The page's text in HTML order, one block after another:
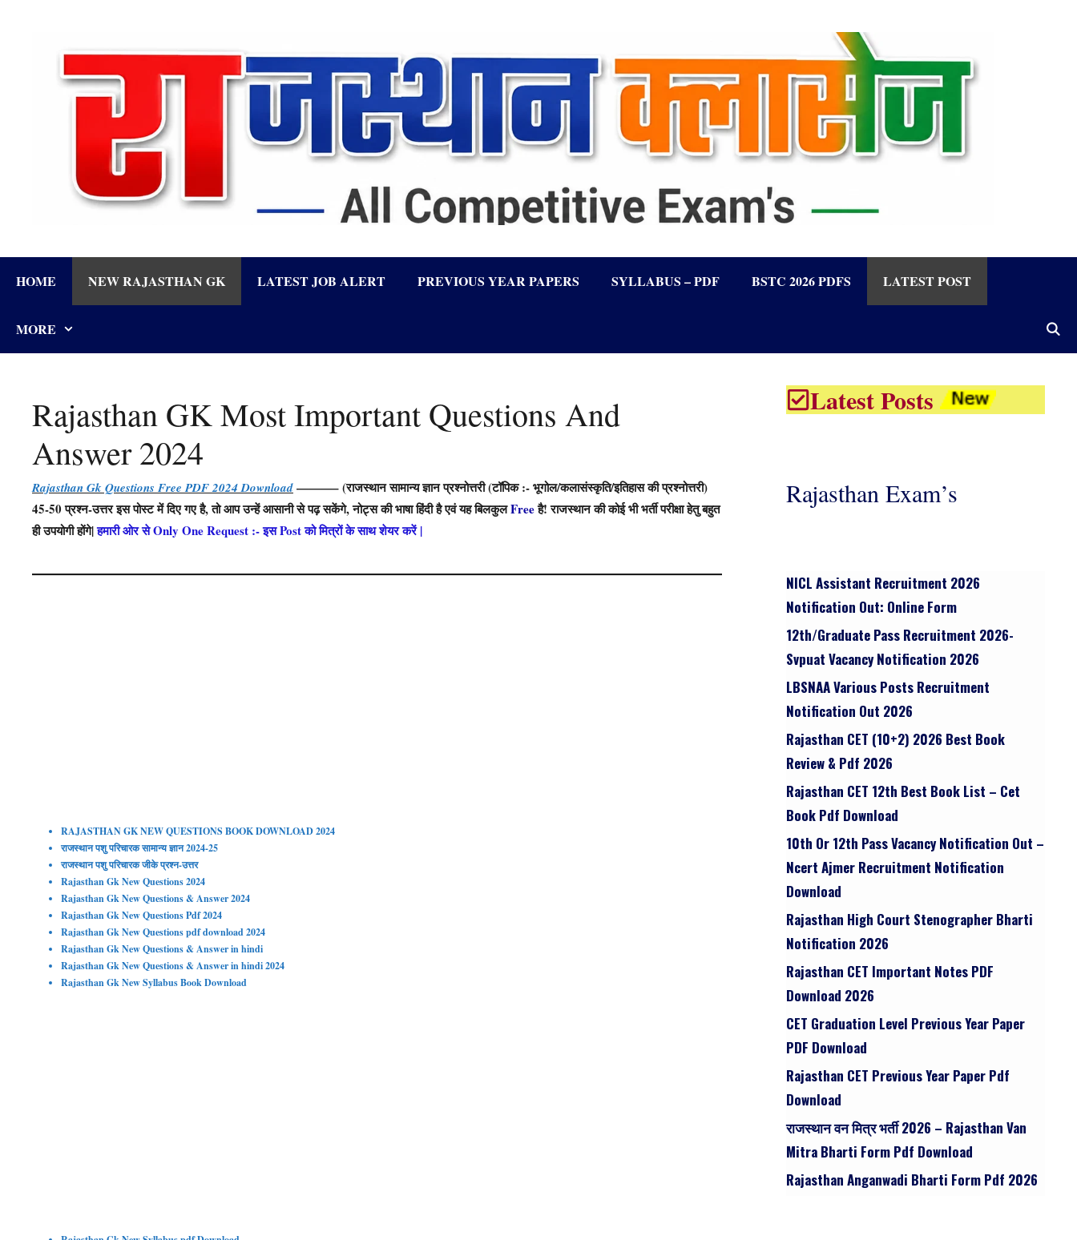
HOME NEW RAJASTHAN GK LATEST JOB ALERT PREVIOUS YEAR PAPERS SYLLABUS – PDF BSTC 2026 PDFS LATEST POST
MORE
Rajasthan GK Most Important Questions And
Answer 2024
Rajasthan Gk Questions Free PDF 2024 Download———– (राजस्थान सामान्य ज्ञान प्रश्नोत्तरी (टॉपिक :-भूगोल/कलासंस्कृति/इतिहासकीप्रश्नोत्तरी)
45-50 प्रश्न-उत्तर इस पोस्ट में दिए गए है, तो आप उन्हें आसानी से पढ़ सकेंगे, नोट्स की भाषा हिंदी है एवं यह बिलकुलFreeहै! राजस्थान की कोई भी भर्ती परीक्षा हेतु बहुत
ही उपयोगी होंगे|हमारी ओर से Only One Request :- इस Post को मित्रों के साथ शेयर करें |
RAJASTHAN GK NEW QUESTIONS BOOK DOWNLOAD 2024
राजस्थान पशु परिचारक सामान्य ज्ञान 2024-25
राजस्थान पशु परिचारक जीके प्रश्न-उत्तर
Rajasthan Gk New Questions 2024
Rajasthan Gk New Questions & Answer 2024
Rajasthan Gk New Questions Pdf 2024
Rajasthan Gk New Questions pdf download 2024
Rajasthan Gk New Questions & Answer in hindi
Rajasthan Gk New Questions & Answer in hindi 2024
Rajasthan Gk New Syllabus Book Download
Latest Posts
Rajasthan Exam’s
NICL Assistant Recruitment 2026
Notification Out: Online Form
12th/graduate Pass Recruitment 2026-
Svpuat Vacancy Notification 2026
LBSNAA Various Posts Recruitment
Notification Out 2026
Rajasthan CET (10+2) 2026 Best Book
Review & Pdf 2026
Rajasthan CET 12th Best Book List – Cet
Book Pdf Download
10th Or 12th Pass Vacancy Notification Out –
Ncert Ajmer Recruitment Notification
Download
Rajasthan High Court Stenographer Bharti
Notification 2026
Rajasthan CET Important Notes PDF
Download 2026
CET Graduation Level Previous Year Paper
PDF Download
Rajasthan CET Previous Year Paper Pdf
Download
राजस्थान वन मित्र भर्ती 2026 – Rajasthan Van
Mitra Bharti Form Pdf Download
Rajasthan Anganwadi Bharti Form Pdf 2026